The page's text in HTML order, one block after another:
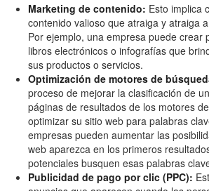
Marketing de contenido: Esto implica
contenido valioso que atraiga y atraiga
Por ejemplo, una empresa puede crear
libros electrónicos o infografías que
sus productos o servicios.
Optimización de motores de
proceso de mejorar la clasificación de
páginas de resultados de los motores
optimizar su sitio web para palabras
empresas pueden aumentar las
web aparezca en los primeros
potenciales busquen esas palabras
Publicidad de pago por clic (PPC):